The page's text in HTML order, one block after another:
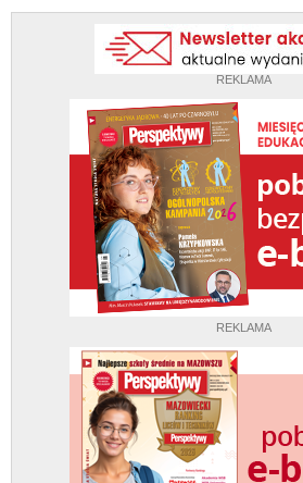
REKLAMA
REKLAMA